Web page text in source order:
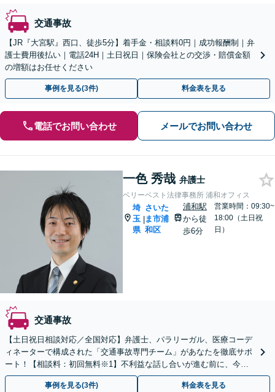
交通事故
【JR『大宮駅』西口、徒歩5分】着手金・相談料0円｜成功報酬制｜弁
護士費用後払い｜電話24H｜土日祝日｜保険会社との交渉・賠償金額
の増額はお任せください
事例を見る(3件) 料金表を見る
電話でお問い合わせ メールでお問い合わせ
一色 秀哉 弁護士
ベリーベスト法律事務所 浦和オフィス
埼
玉
県
|
さいた
ま市浦
和区
浦和駅
から徒
歩6分
営業時間：09:30~
18:00（土日祝
日）
交通事故
【土日祝日相談対応／全国対応】弁護士、パラリーガル、医療コーデ
ィネーターで構成された「交通事故専門チーム」があなたを徹底サポ
ート！【相談料：初回無料※1】不利益な話し合いが進む前に、今す
ぐ相談！
事例を見る(3件) 料金表を見る